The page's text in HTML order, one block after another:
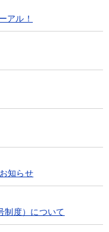
アル！
知らせ
制度）について